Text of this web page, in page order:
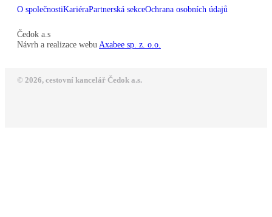
O společnostiKariéraPartnerská sekceOchrana osobních údajů
Čedok a.s
Návrh a realizace webu Axabee sp. z. o.o.
© 2026, cestovní kancelář Čedok a.s.